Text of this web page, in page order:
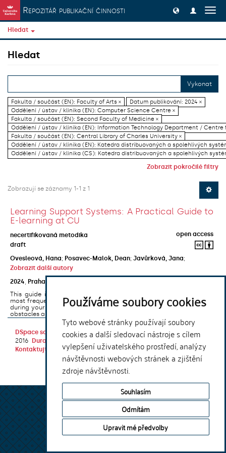
Používáme soubory cookies
Tyto webové stránky používají soubory
cookies a další sledovací nástroje s cílem
vylepšení uživatelského prostředí, analýzy
návštěvnosti webových stránek a zjištění
zdroje návštěvnosti.
Souhlasím
Odmítám
Upravit mé předvolby
Přeskočit na obsah
Repozitář publikační činnosti
Hledat
Hledat
Vykonat
Fakulta / součást (EN): Faculty of Arts ×
Datum publikování: 2024 ×
Oddělení / ústav / klinika (EN): Computer Science Centre ×
Fakulta / součást (EN): Second Faculty of Medicine ×
Oddělení / ústav / klinika (EN): Information Technology Department / Centre
Fakulta / součást (EN): Central Library of Charles University ×
Oddělení / ústav / klinika (EN): Katedra distribuovaných a spolehlivých
Oddělení / ústav / klinika (CS): Katedra distribuovaných a spolehlivých
Zobrazit pokročilé filtry
Zobrazují se záznamy 1-1 z 1
Learning Support Systems: A Practical Guide to
E-learning at CU
necertifikovaná metodika
open access
draft
Ovesleová, Hana; Posavec-Malok, Dean; Javůrková, Jana;
Zobrazit další autory
2024
Praha
This guide introduces the e-learning support tools that are used
most frequently at Charles University and that you may encounter
during your studies. It will also help you to avoid the most common
obstacles associated ...
DSpace softwarecopyright © 2002-
2016
DuraSpace
Kontaktujte nás |Vyjádření názoru
Theme by